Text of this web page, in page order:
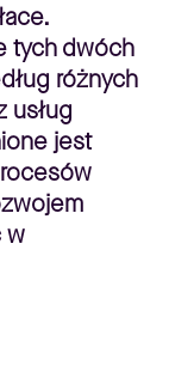
tych dwóch
różnych
usług
jest
w